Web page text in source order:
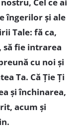
îngerilor şi ale
Tale: fă ca,
fie intrarea
cu noi şi
Ta. Că Ţie Ţi
şi închinarea,
acum şi